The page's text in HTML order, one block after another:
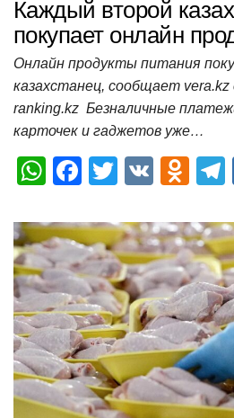
Каждый второй
покупает онлайн
Онлайн продукты питания
казахстанец, сообщает vera.kz
ranking.kz Безналичные
карточек и гаджетов уже…
W
at
s
A
p
p
F
c
e
b
o
o
k
T
tt
er
V
O
n
o
kl
a
ss
ni
ki